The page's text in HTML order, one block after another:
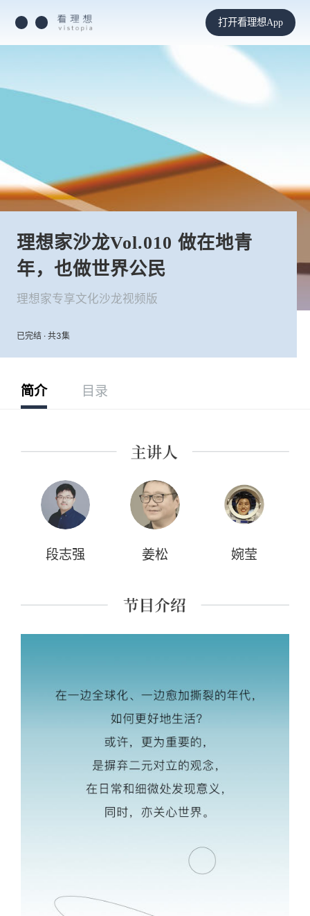
打开看理想App
理想家沙龙Vol.010 做在地青
年，也做世界公民
理想家专享文化沙龙视频版
已完结 · 共3集
简介 目录
段志强 姜松 婉莹